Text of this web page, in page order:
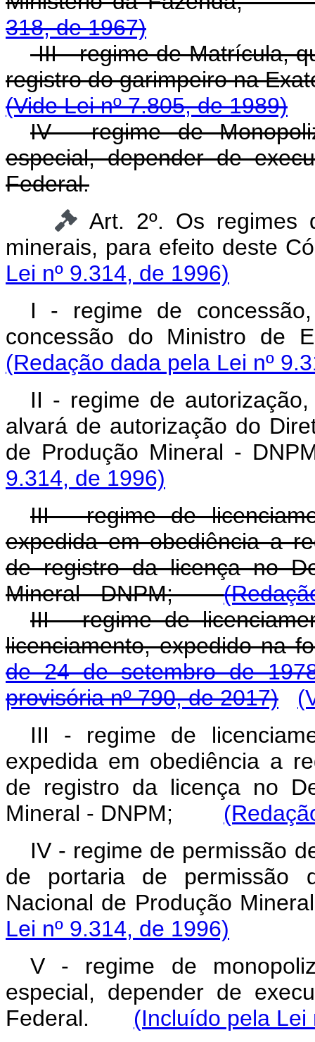
318, de 1967)
III - regime de Matrícula,
registro do garimpeiro na
(Vide Lei nº 7.805, de 1989)
IV - regime de
especial, depender de
Federal.
Art. 2º. Os regimes
minerais, para efeito
Lei nº 9.314, de 1996)
I - regime de
concessão do Ministro
(Redação dada pela Lei nº
II - regime de
alvará de autorização do
de Produção Mineral -
9.314, de 1996)
III - regime de
expedida em obediência a
de registro da licença no
Mineral - DNPM;
III - regime de
licenciamento, expedido na
de 24 de setembro de
provisória nº 790, de 2017)
III - regime de
expedida em obediência a
de registro da licença no
Mineral - DNPM;
IV - regime de permissão
de portaria de permissão
Nacional de Produção
Lei nº 9.314, de 1996)
V - regime de
especial, depender de
Federal. (Incluído pela Lei